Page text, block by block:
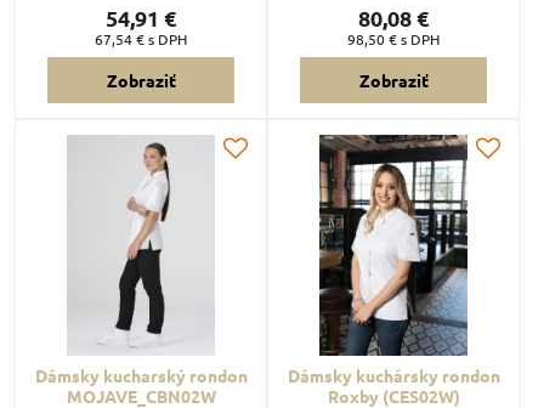
54,91 €
67,54 €s DPH
Zobraziť
80,08 €
98,50 €s DPH
Zobraziť
Dámsky kucharský rondon
MOJAVE_CBN02W
Dámsky kuchársky rondon
Roxby (CES02W)